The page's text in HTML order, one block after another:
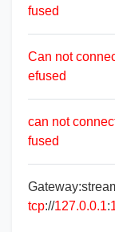
fused
Can not
efused
can not
fused
tcp://127.0.0.1: